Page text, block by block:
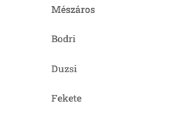
Mészáros
Bodri
Duzsi
Fekete